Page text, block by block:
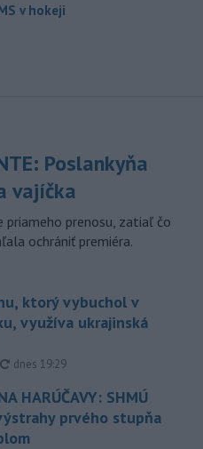
v hokeji
Poslankyňa
vajíčka
priameho prenosu, zatiaľ čo
ochrániť premiéra.
ktorý vybuchol v
využíva ukrajinská
aktualizované
dnes 19:29
HARÚČAVY: SHMÚ
prvého stupňa